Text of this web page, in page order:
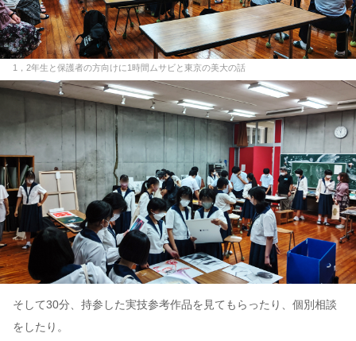
1，2年生と保護者の方向けに1時間ムサビと東京の美大の話
そして30分、持参した実技参考作品を見てもらったり、個別相談
をしたり。